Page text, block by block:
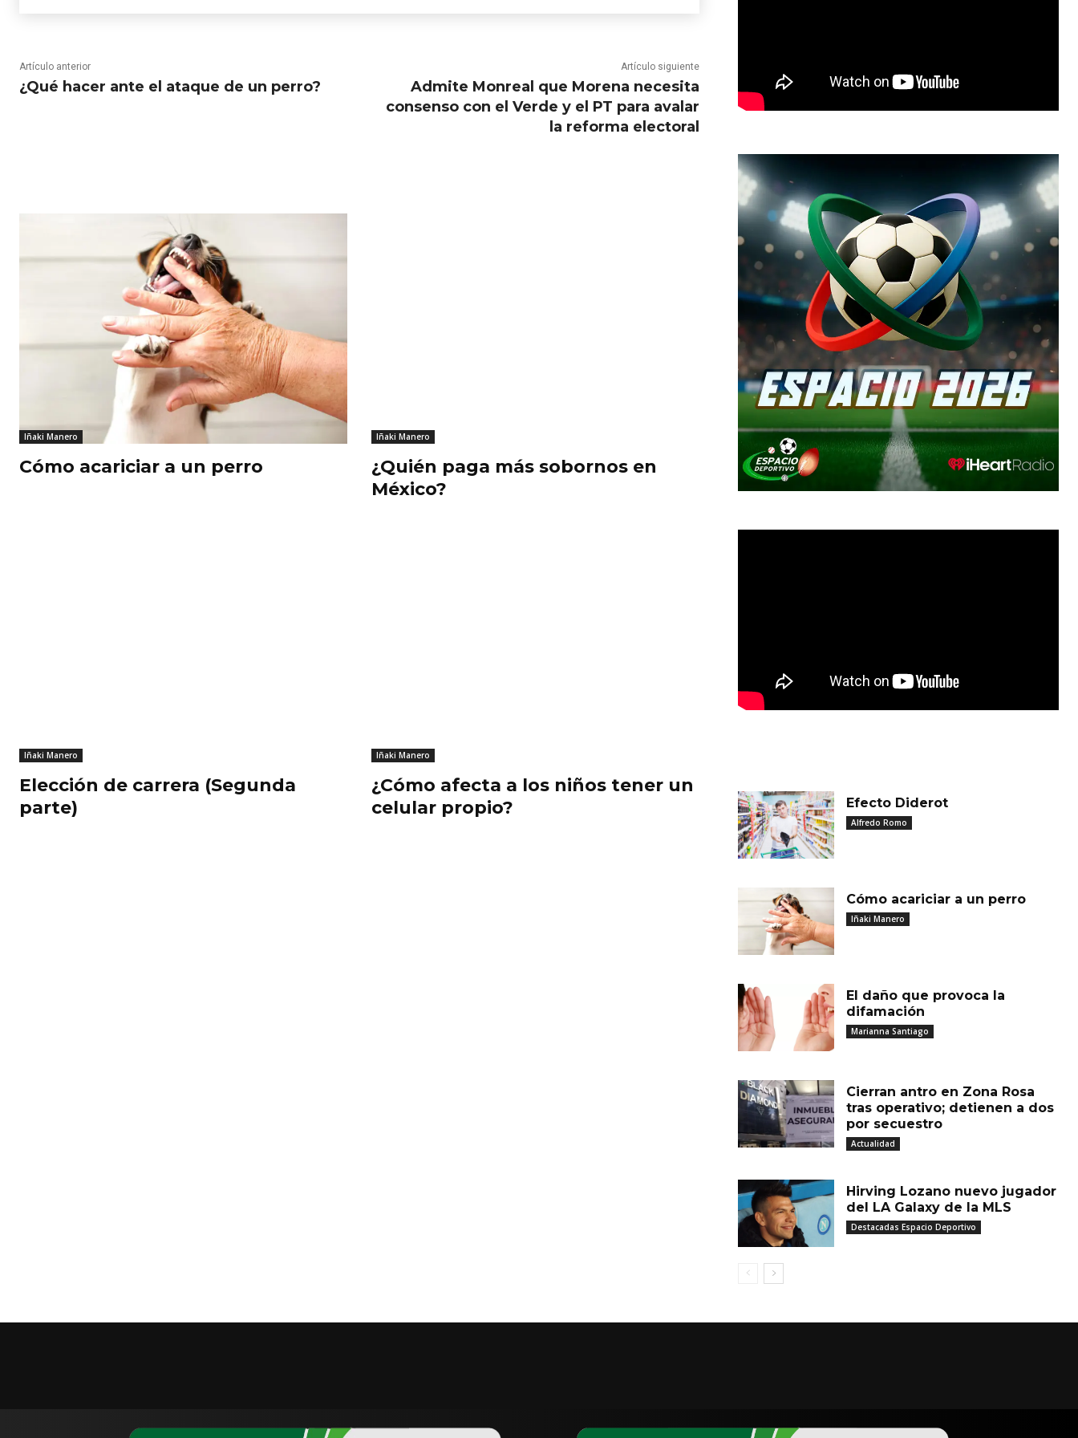
Artículo anterior
¿Qué hacer ante el ataque de un perro?
Artículo siguiente
Admite Monreal que Morena necesita
consenso con el Verde y el PT para avalar
la reforma electoral
Iñaki Manero
Cómo acariciar a un perro
Iñaki Manero
¿Quién paga más sobornos en
México?
Iñaki Manero
Elección de carrera (Segunda
parte)
Iñaki Manero
¿Cómo afecta a los niños tener un
celular propio?
Efecto Diderot
Alfredo Romo
Cómo acariciar a un perro
Iñaki Manero
El daño que provoca la
difamación
Marianna Santiago
Cierran antro en Zona Rosa
tras operativo; detienen a dos
por secuestro
Actualidad
Hirving Lozano nuevo jugador
del LA Galaxy de la MLS
Destacadas Espacio Deportivo